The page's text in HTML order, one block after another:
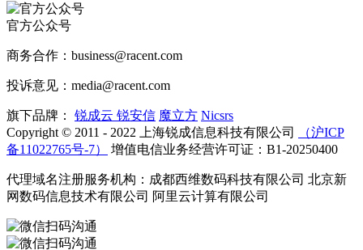
官方公众号
商务合作：business@racent.com
投诉意见：media@racent.com
旗下品牌： 锐成云 锐安信 魔立方 Nicsrs
Copyright © 2011 - 2022 上海锐成信息科技有限公司
（沪ICP
备11022765号-7）
增值电信业务经营许可证：B1-20250400
代理域名注册服务机构：成都西维数码科技有限公司 北京新
网数码信息技术有限公司 阿里云计算有限公司